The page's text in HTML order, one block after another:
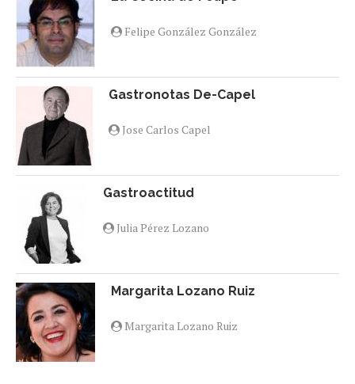
Felipe González González
Gastronotas De-Capel
Jose Carlos Capel
Gastroactitud
Julia Pérez Lozano
Margarita Lozano Ruiz
Margarita Lozano Ruiz